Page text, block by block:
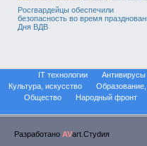
Росгвардейцы обеспечили
безопасность во время
Дня ВДВ
IT технологии Антивирусы
Культура, искусство
Общество
Народный фронт
Разработано AVart.Стуdия